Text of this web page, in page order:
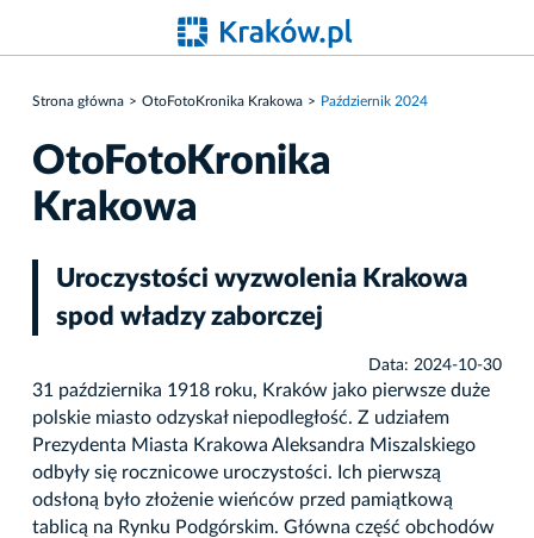
Strona główna OtoFotoKronika Krakowa Październik 2024
OtoFotoKronika
Krakowa
Uroczystości wyzwolenia Krakowa
spod władzy zaborczej
Data: 2024-10-30
31 października 1918 roku, Kraków jako pierwsze duże
polskie miasto odzyskał niepodległość. Z udziałem
Prezydenta Miasta Krakowa Aleksandra Miszalskiego
odbyły się rocznicowe uroczystości. Ich pierwszą
odsłoną było złożenie wieńców przed pamiątkową
tablicą na Rynku Podgórskim. Główna część obchodów